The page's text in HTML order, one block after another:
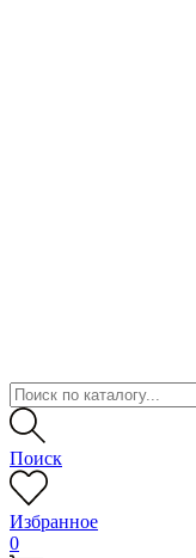
Поиск
Избранное
0